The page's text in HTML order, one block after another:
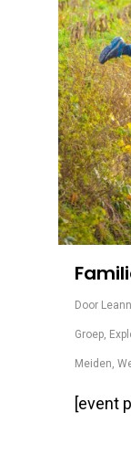
Door
Groep,
Meiden,
[event